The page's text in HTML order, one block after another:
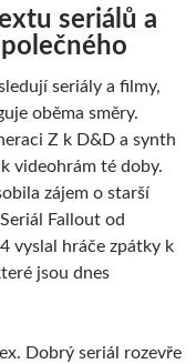
seriálů a
seriály a filmy,
oběma směry.
Z k D&D a synth
videohrám té doby.
zájem o starší
Fallout od
vyslal hráče zpátky k
jsou dnes
Dobrý seriál rozevře